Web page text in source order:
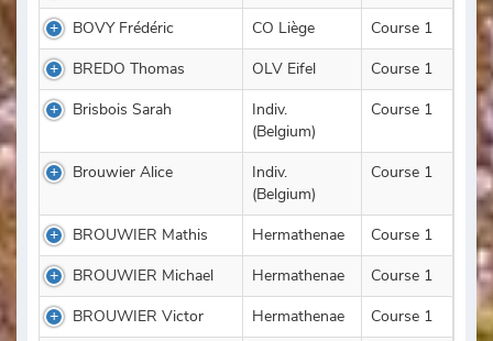
BOVY Frédéric
CO Liège
Course 1
BREDO Thomas
OLV Eifel
Course 1
Brisbois Sarah
Indiv.
(Belgium)
Course 1
Brouwier Alice
Indiv.
(Belgium)
Course 1
BROUWIER Mathis Hermathenae
Course 1
BROUWIER Michael
Hermathenae
Course 1
BROUWIER Victor
Hermathenae
Course 1